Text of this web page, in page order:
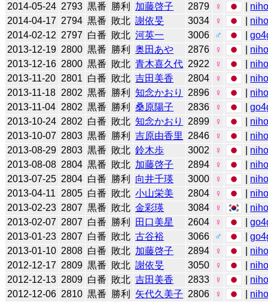
2014-05-24 2793 黒番 勝利 加藤啓子 2879 ♀
2014-04-17 2794 黒番 敗北 謝依旻 3034 ♀
2014-02-12 2797 白番 敗北 河英一 3006 ♂ |
2013-12-19 2800 黒番 勝利 奥田あや 2876 ♀
2013-12-16 2800 黒番 敗北 青木喜久代 2922 ♀
2013-11-20 2801 白番 敗北 吉田美香 2804 ♀
2013-11-18 2802 黒番 勝利 知念かおり 2896 ♀
2013-11-04 2802 黒番 勝利 桑原陽子 2836 ♀ |
2013-10-24 2802 白番 敗北 知念かおり 2899 ♀
2013-10-07 2803 黒番 勝利 吉原由香里 2846 ♀
2013-08-29 2803 黒番 敗北 鈴木歩 3002 ♀
2013-08-08 2804 黒番 敗北 加藤啓子 2894 ♀
2013-07-25 2804 白番 勝利 向井千瑛 3000 ♀
2013-04-11
2805 白番 敗北 小山栄美 2804 ♀
2013-02-23 2807 黒番 敗北 金彩瑛 3084 ♀
2013-02-07 2807 白番 勝利 田口美星 2604 ♀ |
2013-01-23 2807 白番 敗北 古谷裕 3066 ♂ |
2013-01-10 2808 白番 敗北 加藤啓子 2894 ♀
2012-12-17 2809 黒番 敗北 謝依旻 3050 ♀
2012-12-13 2809 白番 敗北 吉田美香 2833 ♀
2012-12-06 2810 黒番 勝利 矢代久美子 2806 ♀